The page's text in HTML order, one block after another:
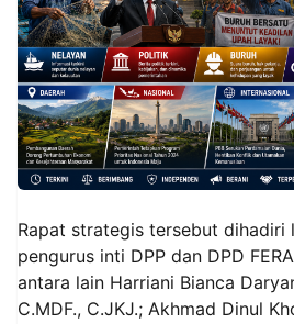
Rapat strategis tersebut dihadiri
pengurus inti DPP dan DPD
antara lain Harriani Bianca
C.MDF., C.JKJ.; Akhmad Dinul